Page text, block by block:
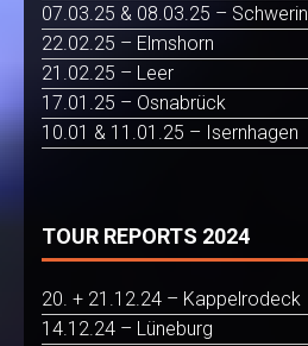
07.03.25 & 08.03.25 – Schwerin
22.02.25 – Elmshorn
21.02.25 – Leer
17.01.25 – Osnabrück
10.01 & 11.01.25 – Isernhagen
TOUR REPORTS 2024
20. + 21.12.24 – Kappelrodeck
14.12.24 – Lüneburg